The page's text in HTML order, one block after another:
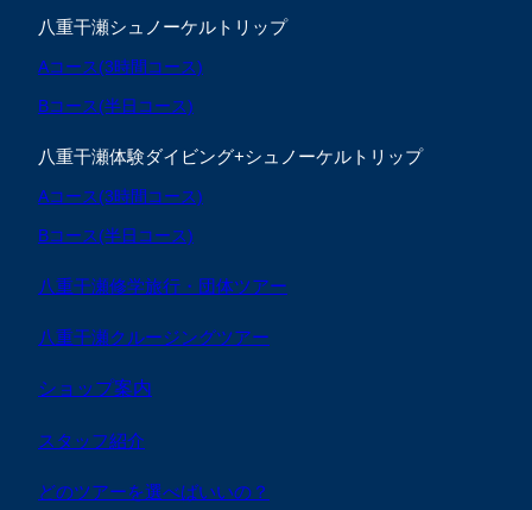
八重干瀬シュノーケルトリップ
Aコース(3時間コース)
Bコース(半日コース)
八重干瀬体験ダイビング+シュノーケルトリップ
Aコース(3時間コース)
Bコース(半日コース)
八重干瀬修学旅行・団体ツアー
八重干瀬クルージングツアー
ショップ案内
スタッフ紹介
どのツアーを選べばいいの？